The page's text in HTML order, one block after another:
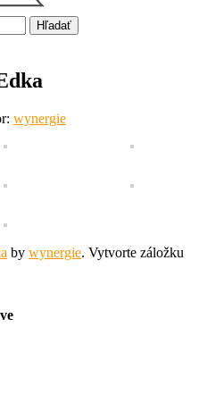
wynergie
by wynergie. Vytvorte záložku